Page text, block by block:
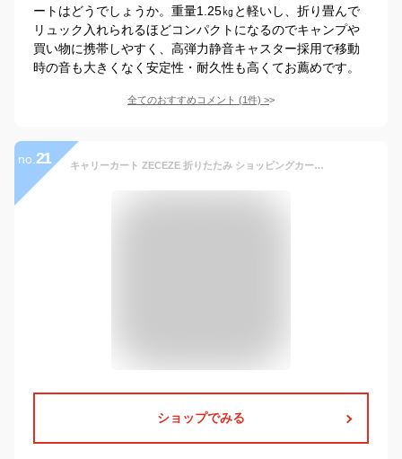
ートはどうでしょうか。重量1.25㎏と軽いし、折り畳んで
リュック入れられるほどコンパクトになるのでキャンプや
買い物に携帯しやすく、高弾力静音キャスター採用で移動
時の音も大きくなく安定性・耐久性も高くてお薦めです。
全てのおすすめコメント (1件) >
no. 21 キャリーカート ZECEZE 折りたたみ ショッピングカート 2輪静音 45L 買い物カート ふた付き コンテナキャリー アウトドア キャンプ 旅行 教師 釣り用 ローリングクレート 耐荷重50KG (黒)
ショップでみる